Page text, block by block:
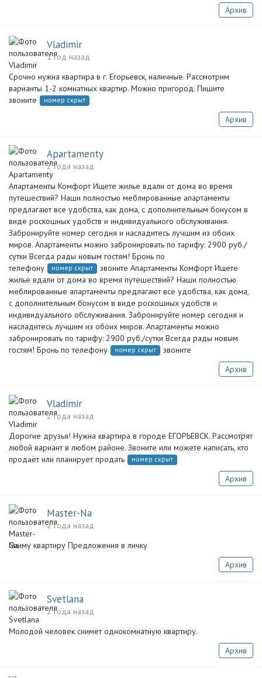
Архив
Vladimir
1 год назад
Срочно нужна квартира в г. Егорьевск, наличные. Рассмотрим
варианты 1-2 комнатных квартир. Можно пригород. Пишите
звоните
номер скрыт
Архив
Apartamenty
2 года назад
Апартаменты Комфорт Ищете жилье вдали от дома во время
путешествий? Наши полностью меблированные апартаменты
предлагают все удобства, как дома, с дополнительным бонусом в
виде роскошных удобств и индивидуального обслуживания.
Забронируйте номер сегодня и насладитесь лучшим из обоих
миров. Апартаменты можно забронировать по тарифу: 2900 руб./
сутки Всегда рады новым гостям! Бронь по
телефону
номер скрыт
звоните Апартаменты Комфорт Ищете
жилье вдали от дома во время путешествий? Наши полностью
меблированные апартаменты предлагают все удобства, как дома,
с дополнительным бонусом в виде роскошных удобств и
индивидуального обслуживания. Забронируйте номер сегодня и
насладитесь лучшим из обоих миров. Апартаменты можно
забронировать по тарифу: 2900 руб./сутки Всегда рады новым
гостям! Бронь по телефону
номер скрыт
звоните
Архив
Vladimir
2 года назад
Дорогие друзья! Нужна квартира в городе ЕГОРЬЕВСК. Рассмотрят
любой вариант в любом районе. Звоните или можете написать, кто
продаёт или планирует продать
номер скрыт
Архив
Master-Na
2 года назад
Сниму квартиру Предложения в личку
Архив
Svetlana
2 года назад
Молодой человек снимет однокомнатную квартиру.
Архив